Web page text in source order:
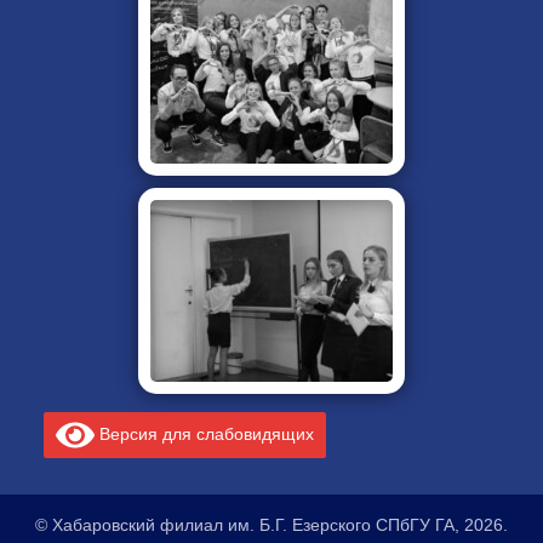
Версия для слабовидящих
© Хабаровский филиал им. Б.Г. Езерского СПбГУ ГА, 2026.